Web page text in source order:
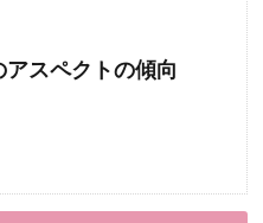
スペクトの傾向